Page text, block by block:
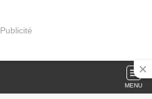
Publicité
MENU